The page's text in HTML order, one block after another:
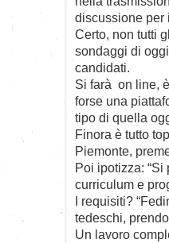
discussione per
Certo, non tutti
sondaggi di
candidati.
Si farà on line,
forse una
tipo di quella
Finora è tutto
Piemonte,
Poi ipotizza:
curriculum e
I requisiti?
tedeschi,
Un lavoro